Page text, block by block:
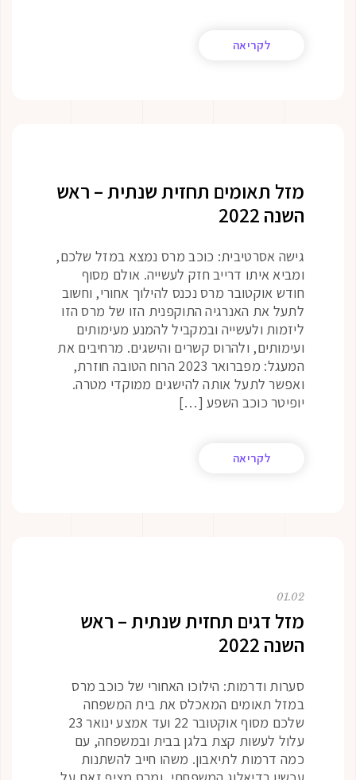
לקריאה
מזל תאומים תחזית שנתית – ראש
השנה 2022
גישה אסרטיבית: כוכב מרס נמצא במזל שלכם,
ומביא איתו דרייב חזק לעשייה. אולם מסוף
חודש אוקטובר מרס נכנס להילוך אחורי, וחשוב
לתעל את האנרגיה התוקפנית הזו של מרס הזו
ליזמות ולעשייה ובמקביל להמנע מעימותים
ועימותים, ולהרוס קשרים והישגים. מרחיבים את
המעגל: מפברואר 2023 הרוח הטובה חוזרת,
ואפשר לתעל אותה להישגים ממוקדי מטרה.
יופיטר כוכב השפע […]
לקריאה
01.02
מזל דגים תחזית שנתית – ראש
השנה 2022
סערות ודרמות: הילוכו האחורי של כוכב מרס
במזל תאומים המאכלס את בית המשפחה
שלכם מסוף אוקטובר 22 ועד אמצע ינואר 23
עלול לעשות קצת בלגן בבית ובמשפחה, עם
כמה דרמות לתיאבון. משהו חייב להשתנות